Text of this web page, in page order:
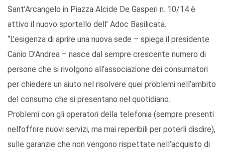
Sant’Arcangelo in Piazza Alcide De Gasperi n. 10/14 è
attivo il nuovo sportello dell’ Adoc Basilicata.
“L’esigenza di aprire una nuova sede – spiega il presidente
Canio D’Andrea – nasce dal sempre crescente numero di
persone che si rivolgono all’associazione dei consumatori
per chiedere un aiuto nel risolvere quei problemi nell’ambito
del consumo che si presentano nel quotidiano.
Problemi con gli operatori della telefonia (sempre presenti
nell’offrire nuovi servizi, ma mai reperibili per poterli disdire),
sulle garanzie che non vengono rispettate nell’acquisto di